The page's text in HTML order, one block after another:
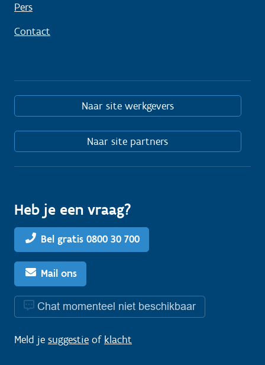
Pers
Contact
Naar site werkgevers
Naar site partners
Heb je een vraag?
Bel gratis 0800 30 700
Mail ons
Chat momenteel niet beschikbaar
Meld je suggestie of klacht